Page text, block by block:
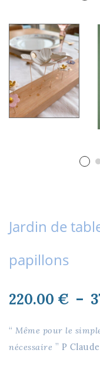
Jardin de
papillons
220.00 € –
“ Même pour le
nécessaire ” P